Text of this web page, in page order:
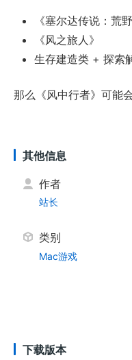
《塞尔达传说：荒
《风之旅人》
生存建造类 + 探索
那么《风中行者》可能
其他信息
作者
站长
类别
Mac游戏
下载版本